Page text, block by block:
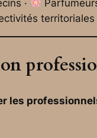
·
territoriales
les